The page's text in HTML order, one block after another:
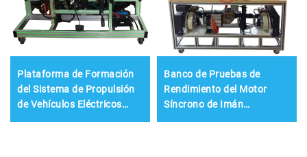
Plataforma de Formación
del Sistema de Propulsión
de Vehículos Eléctricos
Banco de Pruebas de
Rendimiento del Motor
Síncrono de Imán